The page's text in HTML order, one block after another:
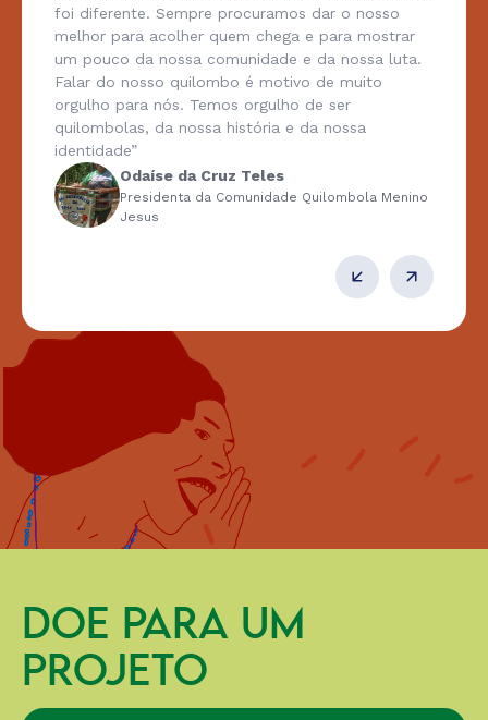
foi diferente. Sempre procuramos dar o nosso
melhor para acolher quem chega e para mostrar
um pouco da nossa comunidade e da nossa luta.
Falar do nosso quilombo é motivo de muito
orgulho para nós. Temos orgulho de ser
quilombolas, da nossa história e da nossa
identidade”
Odaíse da Cruz Teles
Presidenta da Comunidade Quilombola Menino
Jesus
DOE PARA UM
PROJETO